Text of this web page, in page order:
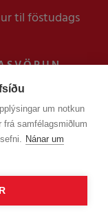
um notkun
frá samfélagsmiðlum
Nánar um
til föstudags
Á
YFIR
GEGNUM